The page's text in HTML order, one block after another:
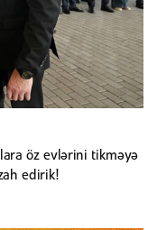
öz evlərini tikməyə
edirik!